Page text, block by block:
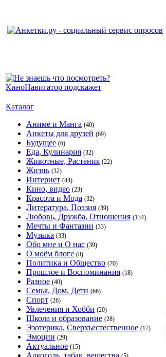
Каталог
Аниме и Манга (40)
Анкеты для друзей (69)
Будущее (6)
Еда, Кулинария (32)
Животные, Растения (22)
Жизнь (32)
Интернет (44)
Кино, видео (23)
Красота и Мода (32)
Литература, Поэзия (39)
Любовь, Дружба, Отношения (134)
Мечты и Фантазии (33)
Музыка (33)
Обо мне и О нас (39)
О моём блоге (8)
Политика и Общество (70)
Прошлое и Воспоминания (18)
Разное (40)
Семья, Дом, Дети (66)
Спорт (26)
Увлечения и Хобби (20)
Школа и образование (28)
Эзотерика, Сверхъестественное (17)
Эмоции (29)
Актуальное (15)
Алкоголь, табак, вещества